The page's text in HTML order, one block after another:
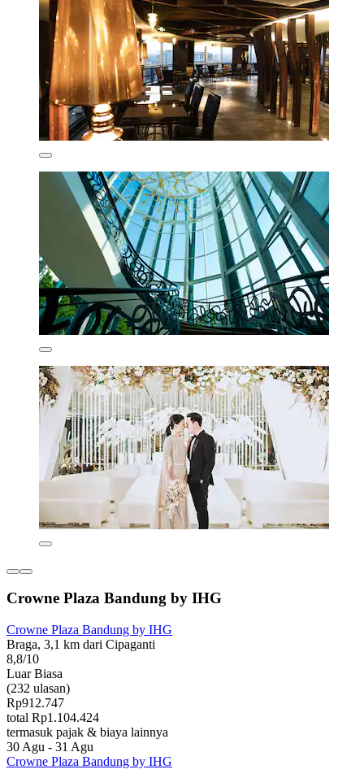
Crowne Plaza Bandung by IHG
Crowne Plaza Bandung by IHG
Braga, 3,1 km dari Cipaganti
8,8/10
Luar Biasa
(232 ulasan)
Rp912.747
total Rp1.104.424
termasuk pajak & biaya lainnya
30 Agu - 31 Agu
Crowne Plaza Bandung by IHG